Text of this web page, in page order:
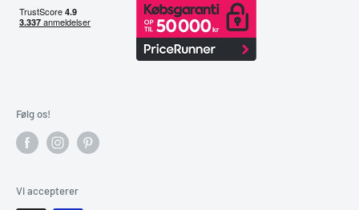
Følg os!
Vi accepterer